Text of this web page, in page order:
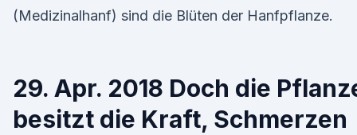
(Medizinalhanf) sind die Blüten der Hanfpflanze.
29. Apr. 2018 Doch die
besitzt die Kraft, Schmerzen